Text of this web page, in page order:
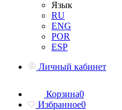
Язык
RU
ENG
POR
ESP
Личный кабинет
Корзина0
Избранное0